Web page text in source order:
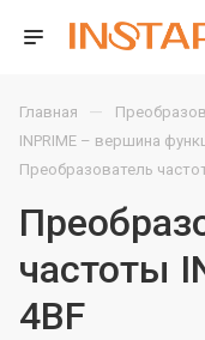
Главная —
INPRIME – вершина
Преобразователь
частоты
4BF